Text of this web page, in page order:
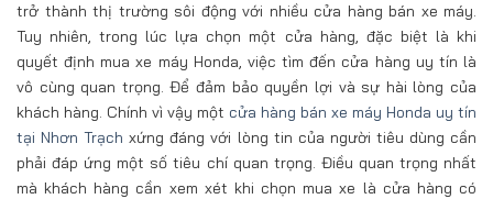
trở thành thị trường sôi động với nhiều cửa hàng bán xe máy.
Tuy nhiên, trong lúc lựa chọn một cửa hàng, đặc biệt là khi
quyết định mua xe máy Honda, việc tìm đến cửa hàng uy tín là
vô cùng quan trọng. Để đảm bảo quyền lợi và sự hài lòng của
khách hàng. Chính vì vậy một cửa hàng bán xe máy Honda uy tín
tại Nhơn Trạch xứng đáng với lòng tin của người tiêu dùng cần
phải đáp ứng một số tiêu chí quan trọng. Điều quan trọng nhất
mà khách hàng cần xem xét khi chọn mua xe là cửa hàng có